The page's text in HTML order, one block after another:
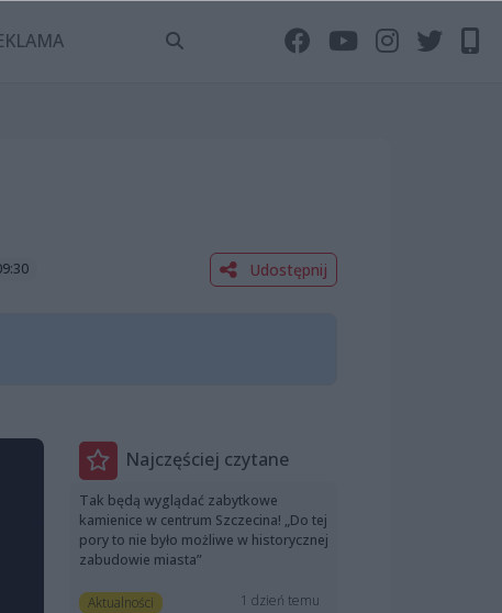
Udostępnij
Najczęściej czytane
Tak będą wyglądać zabytkowe
kamienice w centrum Szczecina! „Do tej
pory to nie było możliwe w historycznej
zabudowie miasta”
Aktualności 1 dzień temu